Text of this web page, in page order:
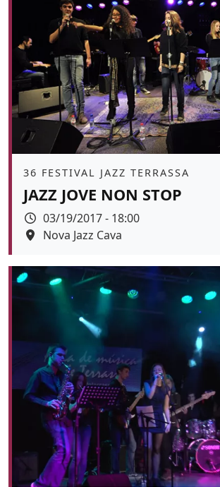
Àmbit
36 FESTIVAL JAZZ TERRASSA
JAZZ JOVE NON STOP
Data
03/19/2017 - 18:00
Espai
Nova Jazz Cava